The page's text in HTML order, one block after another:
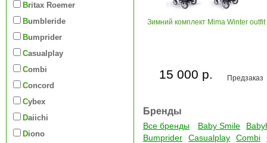
Britax Roemer
Bumbleride
Bumprider
Casualplay
Combi
Concord
Cybex
Daiichi
Diono
Зимний комплект Mima Winter outfit
Предзаказ
15 000 р.
Бренды
Все бренды Baby Smile
Bumprider
Casualplay Combi